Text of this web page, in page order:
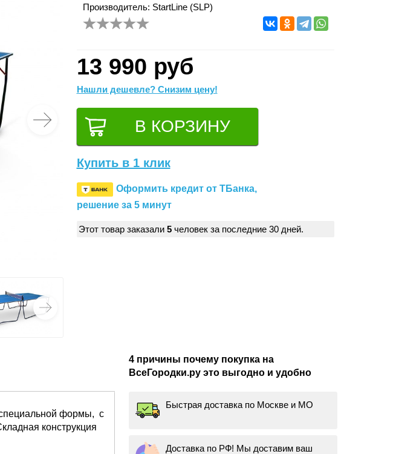
Производитель: StartLine (SLP)
13 990 руб
Нашли дешевле? Снизим цену!
Купить в 1 клик
Оформить кредит от ТБанка,
решение за 5 минут
Этот товар заказали 5человек за последние 30 дней.
формы, с
конструкция
4 причины почему покупка на
ВсеГородки.ру это выгодно и удобно
Быстрая доставка по Москве и МО
Доставка по РФ! Мы доставим ваш